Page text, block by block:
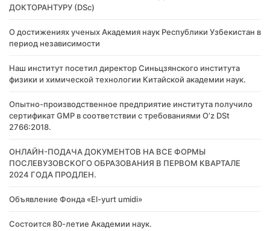
ДОКТОРАНТУРУ (DSc)
О достижениях ученых Академия наук Республики Узбекистан в
период независимости
Наш институт посетил директор Синьцзянского института
физики и химической технологии Китайской академии наук.
Опытно-производственное предприятие института получило
сертификат GMP в соответствии с требованиями O’z DSt
2766:2018.
ОНЛАЙН-ПОДАЧА ДОКУМЕНТОВ НА ВСЕ ФОРМЫ
ПОСЛЕВУЗОВСКОГО ОБРАЗОВАНИЯ В ПЕРВОМ КВАРТАЛЕ
2024 ГОДА ПРОДЛЕН.
Объявление Фонда «El-yurt umidi»
Состоится 80-летие Академии наук.